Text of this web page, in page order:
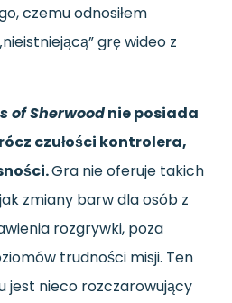
czemu odnosiłem
grę wideo z
of Sherwoodnie posiada
czułości kontrolera,
Gra nie oferuje takich
zmiany barw dla osób z
rozgrywki, poza
trudności misji. Ten
jest nieco rozczarowujący